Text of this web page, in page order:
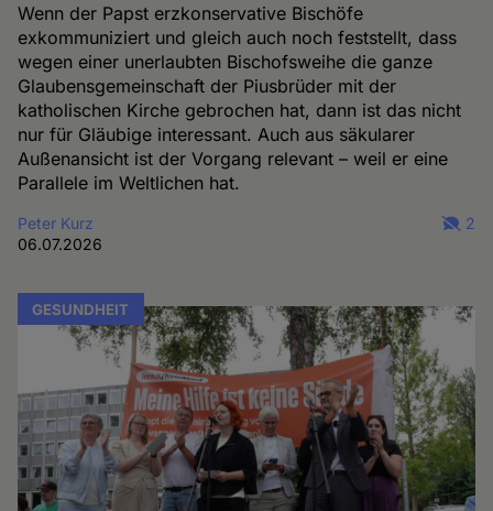
Wenn der Papst erzkonservative Bischöfe
exkommuniziert und gleich auch noch feststellt, dass
wegen einer unerlaubten Bischofsweihe die ganze
Glaubensgemeinschaft der Piusbrüder mit der
katholischen Kirche gebrochen hat, dann ist das nicht
nur für Gläubige interessant. Auch aus säkularer
Außenansicht ist der Vorgang relevant – weil er eine
Parallele im Weltlichen hat.
Peter Kurz
06.07.2026
2
GESUNDHEIT